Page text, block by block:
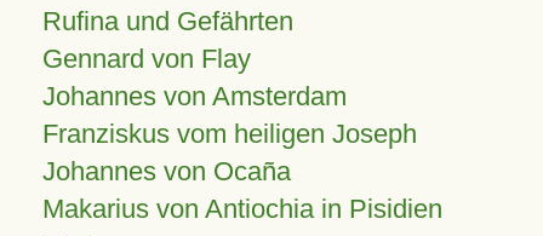
Rufina und Gefährten
Gennard von Flay
Johannes von Amsterdam
Franziskus vom heiligen Joseph
Johannes von Ocaña
Makarius von Antiochia in Pisidien